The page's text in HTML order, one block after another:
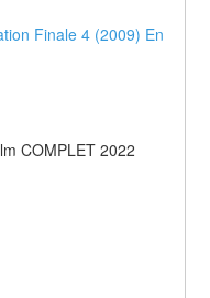
Finale 4 (2009) En
COMPLET 2022